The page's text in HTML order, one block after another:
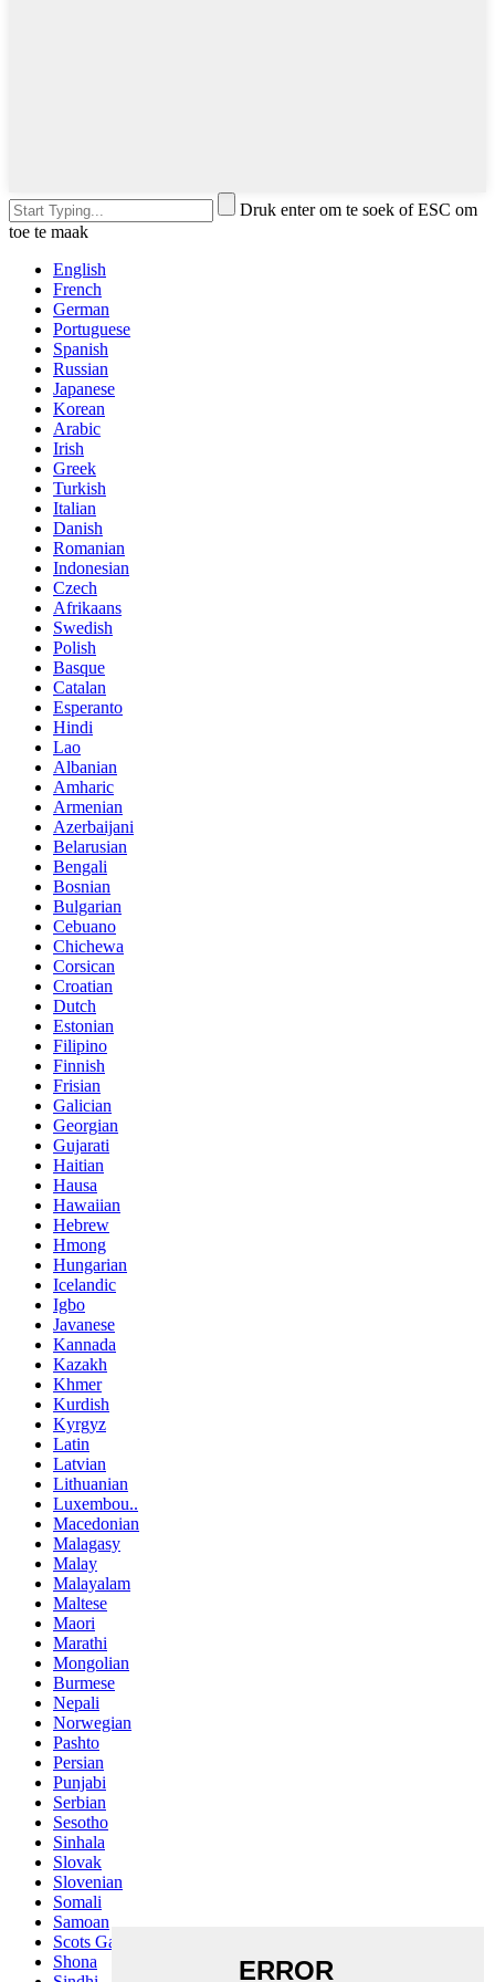
Druk enter om te soek of ESC om
toe te maak
English
French
German
Portuguese
Spanish
Russian
Japanese
Korean
Arabic
Irish
Greek
Turkish
Italian
Danish
Romanian
Indonesian
Czech
Afrikaans
Swedish
Polish
Basque
Catalan
Esperanto
Hindi
Lao
Albanian
Amharic
Armenian
Azerbaijani
Belarusian
Bengali
Bosnian
Bulgarian
Cebuano
Chichewa
Corsican
Croatian
Dutch
Estonian
Filipino
Finnish
Frisian
Galician
Georgian
Gujarati
Haitian
Hausa
Hawaiian
Hebrew
Hmong
Hungarian
Icelandic
Igbo
Javanese
Kannada
Kazakh
Khmer
Kurdish
Kyrgyz
Latin
Latvian
Lithuanian
Luxembou..
Macedonian
Malagasy
Malay
Malayalam
Maltese
Maori
Marathi
Mongolian
Burmese
Nepali
Norwegian
Pashto
Persian
Punjabi
Serbian
Sesotho
Sinhala
Slovak
Slovenian
Somali
Samoan
Scots Gaelic
Shona